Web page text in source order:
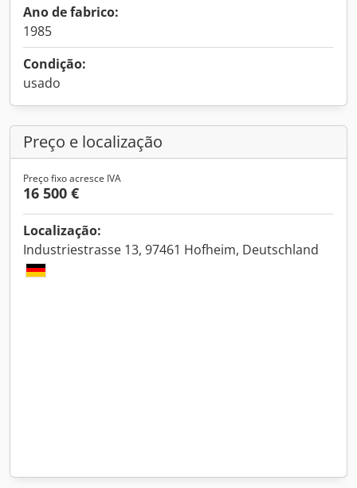
Ano de fabrico:
1985
Condição:
usado
Preço e localização
Preço fixo acresce IVA
16 500 €
Localização:
Industriestrasse 13, 97461 Hofheim, Deutschland